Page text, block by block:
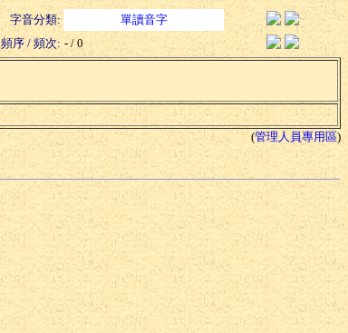
字音分類:
單讀音字
頻序 / 頻次: - / 0
(管理人員專用區)